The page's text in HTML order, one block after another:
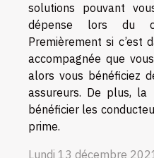
solutions pouvant
dépense lors du
Premièrement si c’est
accompagnée que
alors vous bénéficiez
assureurs. De plus,
bénéficier les
prime.
Lundi 13 décembre